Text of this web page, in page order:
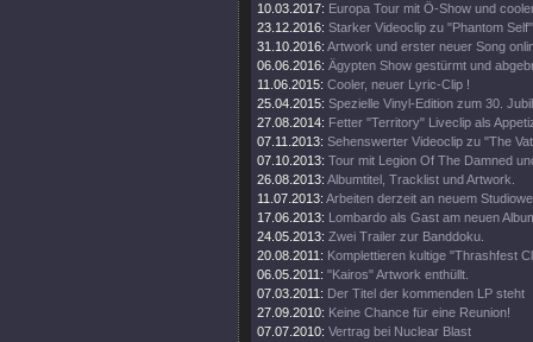
10.03.2017: Europa Tour mit Ö-Show und
23.12.2016: Starker Videoclip zu "Phantom
31.10.2016: Artwork und erster neuer Song
06.06.2016: Ägypten Show gestürmt und
11.06.2015: Cooler, neuer Lyric-Clip !
25.04.2015: Spezielle Vinyl-Edition zum 30.
27.08.2014: Fetter "Territory" Liveclip als
07.11.2013: Sehenswerter Videoclip zu "The
07.10.2013: Tour mit Legion Of The Damned
26.08.2013: Albumtitel, Tracklist und Artwork.
11.07.2013: Arbeiten derzeit an neuem
17.06.2013: Lombardo als Gast am neuen
24.05.2013: Zwei Trailer zur Banddoku.
20.08.2011: Komplettieren kultige "Thrashfest
06.05.2011: "Kairos" Artwork enthüllt.
07.03.2011: Der Titel der kommenden LP steht
27.09.2010: Keine Chance für eine Reunion!
07.07.2010: Vertrag bei Nuclear Blast